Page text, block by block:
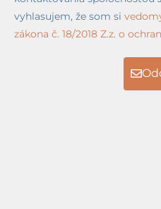
vyhlasujem, že som si
zákona č. 18/2018 Z.z. o